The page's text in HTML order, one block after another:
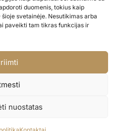
duomenis, tokius kaip
svetainėje. Nesutikimas arba
paveikti tam tikras funkcijas ir
nuostatas
© BALIONAISUMEILE 2024